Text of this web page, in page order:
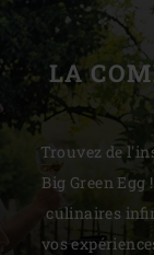
LA
Trouvez de
Big Green
culinaires
vos